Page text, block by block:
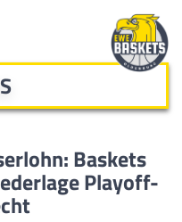
Baskets
Playoff-